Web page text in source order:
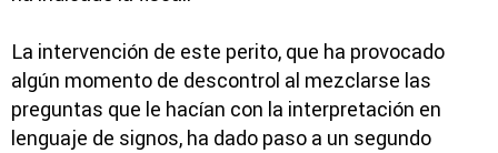
La intervención de este perito, que ha provocado
algún momento de descontrol al mezclarse las
preguntas que le hacían con la interpretación en
lenguaje de signos, ha dado paso a un segundo